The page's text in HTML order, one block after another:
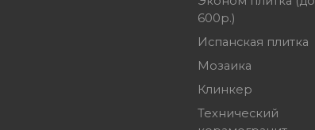
600р.)
Испанская плитка
Мозаика
Клинкер
Технический